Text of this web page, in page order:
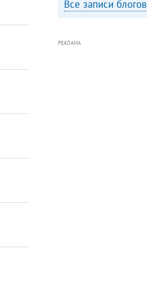
Все записи блогов
РЕКЛАМА